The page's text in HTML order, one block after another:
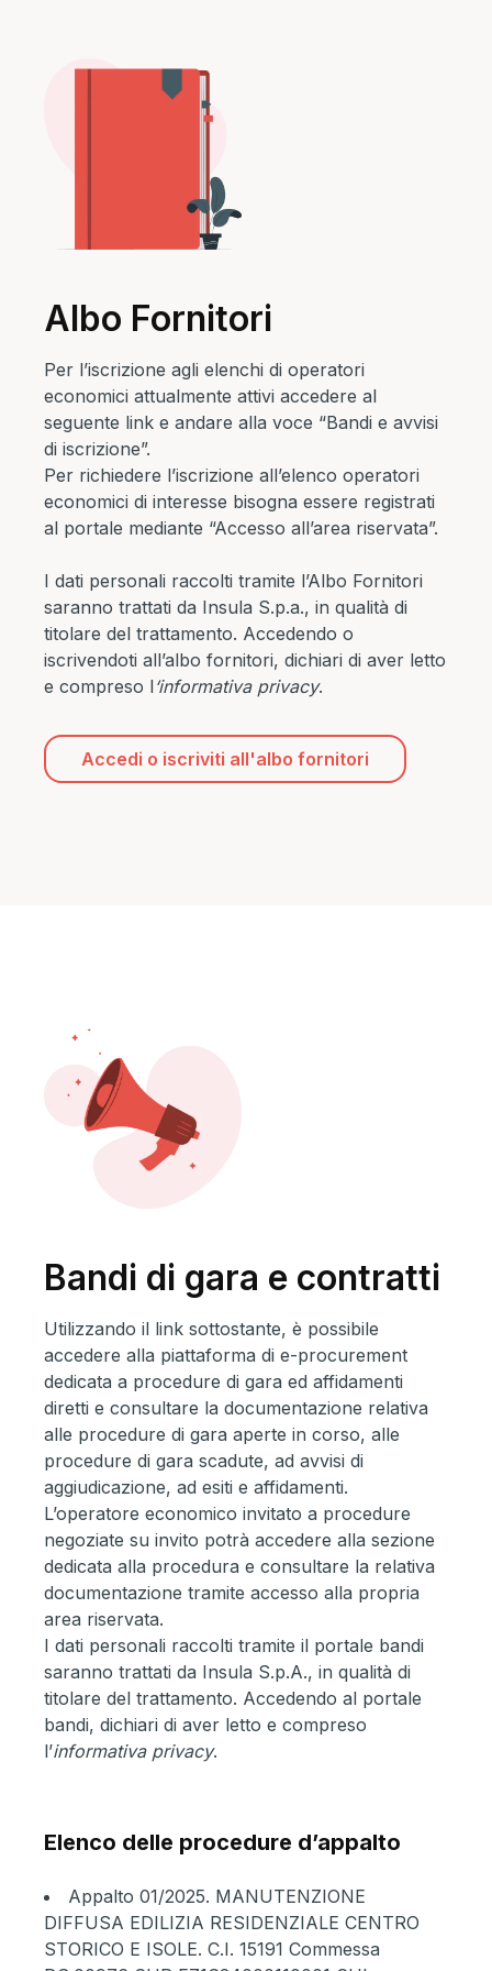
Albo Fornitori
Per l’iscrizione agli elenchi di operatori
economici attualmente attivi accedere al
seguente link e andare alla voce “Bandi e avvisi
di iscrizione”.
Per richiedere l’iscrizione all’elenco operatori
economici di interesse bisogna essere registrati
al portale mediante “Accesso all’area riservata”.
I dati personali raccolti tramite l’Albo Fornitori
saranno trattati da Insula S.p.a., in qualità di
titolare del trattamento. Accedendo o
iscrivendoti all’albo fornitori, dichiari di aver letto
e compreso l‘informativa privacy.
Accedi o iscriviti all'albo fornitori
Bandi di gara e contratti
Utilizzando il link sottostante, è possibile
accedere alla piattaforma di e-procurement
dedicata a procedure di gara ed affidamenti
diretti e consultare la documentazione relativa
alle procedure di gara aperte in corso, alle
procedure di gara scadute, ad avvisi di
aggiudicazione, ad esiti e affidamenti.
L’operatore economico invitato a procedure
negoziate su invito potrà accedere alla sezione
dedicata alla procedura e consultare la relativa
documentazione tramite accesso alla propria
area riservata.
I dati personali raccolti tramite il portale bandi
saranno trattati da Insula S.p.A., in qualità di
titolare del trattamento. Accedendo al portale
bandi, dichiari di aver letto e compreso
l’informativa privacy.
Elenco delle procedure d’appalto
Appalto 01/2025. MANUTENZIONE
DIFFUSA EDILIZIA RESIDENZIALE CENTRO
STORICO E ISOLE. C.I. 15191 Commessa